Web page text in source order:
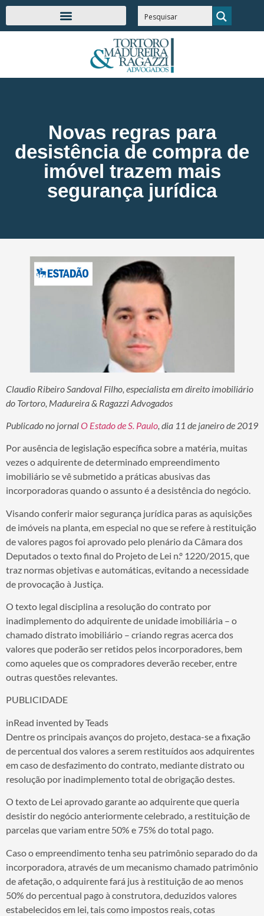
Novas regras para
desistência de compra de
imóvel trazem mais
segurança jurídica
Claudio Ribeiro Sandoval Filho, especialista em direito imobiliário
do Tortoro, Madureira & Ragazzi Advogados
Publicado no jornalO Estado de S. Paulo, dia 11 de janeiro de 2019
Por ausência de legislação específica sobre a matéria, muitas
vezes o adquirente de determinado empreendimento
imobiliário se vê submetido a práticas abusivas das
incorporadoras quando o assunto é a desistência do negócio.
Visando conferir maior segurança jurídica paras as aquisições
de imóveis na planta, em especial no que se refere à restituição
de valores pagos foi aprovado pelo plenário da Câmara dos
Deputados o texto final do Projeto de Lei n.º 1220/2015, que
traz normas objetivas e automáticas, evitando a necessidade
de provocação à Justiça.
O texto legal disciplina a resolução do contrato por
inadimplemento do adquirente de unidade imobiliária – o
chamado distrato imobiliário – criando regras acerca dos
valores que poderão ser retidos pelos incorporadores, bem
como aqueles que os compradores deverão receber, entre
outras questões relevantes.
PUBLICIDADE
inRead invented by Teads
Dentre os principais avanços do projeto, destaca-se a fixação
de percentual dos valores a serem restituídos aos adquirentes
em caso de desfazimento do contrato, mediante distrato ou
resolução por inadimplemento total de obrigação destes.
O texto de Lei aprovado garante ao adquirente que queria
desistir do negócio anteriormente celebrado, a restituição de
parcelas que variam entre 50% e 75% do total pago.
Caso o empreendimento tenha seu patrimônio separado do da
incorporadora, através de um mecanismo chamado patrimônio
de afetação, o adquirente fará jus à restituição de ao menos
50% do percentual pago à construtora, deduzidos valores
estabelecidos em lei, tais como impostos reais, cotas